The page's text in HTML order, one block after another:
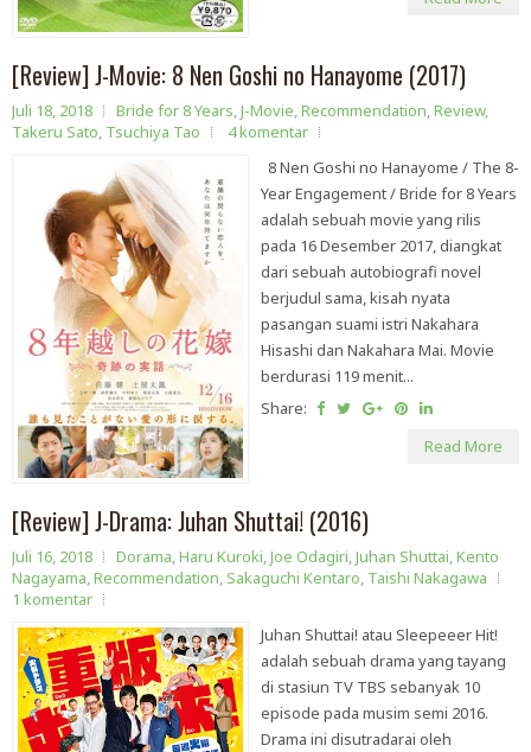
[Review] J-Movie: 8 Nen Goshi no Hanayome (2017)
Juli 18, 2018 Bride for 8 Years,J-Movie,Recommendation,Review,
Takeru Sato, Tsuchiya Tao
4 komentar
8 Nen Goshi no Hanayome / The 8-
Year Engagement / Bride for 8 Years
adalah sebuah movie yang rilis
pada 16 Desember 2017, diangkat
dari sebuah autobiografi novel
berjudul sama, kisah nyata
pasangan suami istri Nakahara
Hisashi dan Nakahara Mai. Movie
berdurasi 119 menit...
Share:
Read More
[Review] J-Drama: Juhan Shuttai! (2016)
Juli 16, 2018 Dorama,Haru Kuroki,Joe Odagiri,Juhan Shuttai,Kento
Nagayama,Recommendation, Sakaguchi Kentaro, Taishi Nakagawa
1 komentar
Juhan Shuttai! atau Sleepeeer Hit!
adalah sebuah drama yang tayang
di stasiun TV TBS sebanyak 10
episode pada musim semi 2016.
Drama ini disutradarai oleh